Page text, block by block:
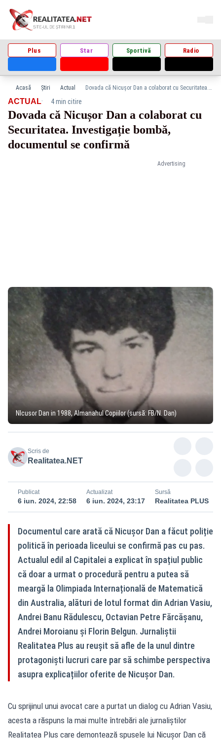
Plus Star Sportivă Radio
Acasă Știri Actual Dovada că Nicușor Dan a colaborat cu Securitatea. Investigație bombă, documentul se confirmă
Advertising
ACTUAL· 4 min citire
Dovada că Nicușor Dan a colaborat cu
Securitatea. Investigație bombă,
documentul se confirmă
NIcusor Dan in 1988, Almanahul Copiilor (sursă: FB/N. Dan)
Scris de
Realitatea.NET
Publicat
6 iun. 2024, 22:58
Actualizat
6 iun. 2024, 23:17
Sursă
Realitatea PLUS
Documentul care arată că Nicușor Dan a făcut poliție
politică în perioada liceului se confirmă pas cu pas.
Actualul edil al Capitalei a explicat în spațiul public
că doar a urmat o procedură pentru a putea să
meargă la Olimpiada Internațională de Matematică
din Australia, alături de lotul format din Adrian Vasiu,
Andrei Banu Rădulescu, Octavian Petre Fărcășanu,
Andrei Moroianu și Florin Belgun. Jurnaliștii
Realitatea Plus au reușit să afle de la unul dintre
protagoniști lucruri care par să schimbe perspectiva
asupra explicațiilor oferite de Nicușor Dan.
Cu sprijinul unui avocat care a purtat un dialog cu Adrian Vasiu,
acesta a răspuns la mai multe întrebări ale jurnaliștilor
Realitatea Plus care demontează spusele lui Nicușor Dan că